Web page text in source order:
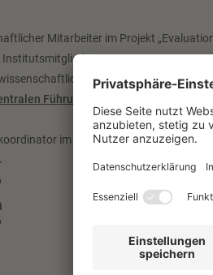
Mitarbeiter im Projekt
Mitarbeiter im Projekt
Führungspositionen: Zeitliche
im Projekt“Soziale Integration